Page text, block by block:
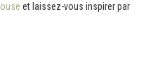
et laissez-vous inspirer par